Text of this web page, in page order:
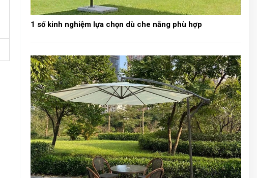
1 số kinh nghiệm lựa chọn dù che nắng phù hợp